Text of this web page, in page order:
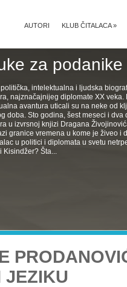
KLUB ČITALACA»
AUTORI
za
intelektualna i ljudska
najznačajnijeg diplomate XX
avantura uticali su na neke od
doba. Sto godina, šest meseci i dva
u izvrsnoj knjizi Dragana
granice vremena u kome je živeo i
u politici i diplomata u svetu
Kisindžer? Šta...
JEZIKU